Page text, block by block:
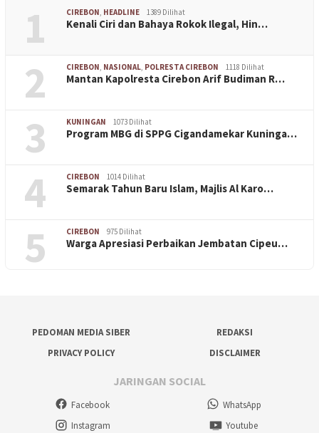
1 CIREBON, HEADLINE 1389 Dilihat
Kenali Ciri dan Bahaya Rokok Ilegal, Hin…
2 CIREBON, NASIONAL, POLRESTA CIREBON 1118 Dilihat
Mantan Kapolresta Cirebon Arif Budiman R…
3 KUNINGAN 1073 Dilihat
Program MBG di SPPG Cigandamekar Kuninga…
4 CIREBON 1014 Dilihat
Semarak Tahun Baru Islam, Majlis Al Karo…
5 CIREBON 975 Dilihat
Warga Apresiasi Perbaikan Jembatan Cipeu…
PEDOMAN MEDIA SIBER
REDAKSI
PRIVACY POLICY
DISCLAIMER
JARINGAN SOCIAL
Facebook
WhatsApp
Instagram
Youtube